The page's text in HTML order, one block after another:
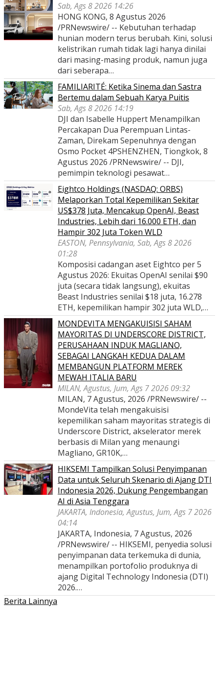
Sab, Ags 8 2026 14:26
HONG KONG, 8 Agustus 2026
/PRNewswire/ -- Kebutuhan terhadap
hunian modern terus berubah. Kini, solusi
kelistrikan rumah tidak lagi hanya dinilai
dari masing-masing produk, namun juga
dari seberapa…
FAMILIARITÉ: Ketika Sinema dan Sastra
Bertemu dalam Sebuah Karya Puitis
Sab, Ags 8 2026 14:19
DJI dan Isabelle Huppert Menampilkan
Percakapan Dua Perempuan Lintas-
Zaman, Direkam Sepenuhnya dengan
Osmo Pocket 4PSHENZHEN, Tiongkok, 8
Agustus 2026 /PRNewswire/ -- DJI,
pemimpin teknologi pesawat…
Eightco Holdings (NASDAQ: ORBS)
Melaporkan Total Kepemilikan Sekitar
US$378 Juta, Mencakup OpenAI, Beast
Industries, Lebih dari 16.000 ETH, dan
Hampir 302 Juta Token WLD
EASTON, Pennsylvania, Sab, Ags 8 2026
01:28
Komposisi cadangan aset Eightco per 5
Agustus 2026: Ekuitas OpenAI senilai $90
juta (secara tidak langsung), ekuitas
Beast Industries senilai $18 juta, 16.278
ETH, kepemilikan hampir 302 juta WLD,…
MONDEVITA MENGAKUISISI SAHAM
MAYORITAS DI UNDERSCORE DISTRICT,
PERUSAHAAN INDUK MAGLIANO,
SEBAGAI LANGKAH KEDUA DALAM
MEMBANGUN PLATFORM MEREK
MEWAH ITALIA BARU
MILAN, Agustus, Jum, Ags 7 2026 09:32
MILAN, 7 Agustus, 2026 /PRNewswire/ --
MondeVita telah mengakuisisi
kepemilikan saham mayoritas strategis di
Underscore District, akselerator merek
berbasis di Milan yang menaungi
Magliano, GR10K,…
HIKSEMI Tampilkan Solusi Penyimpanan
Data untuk Seluruh Skenario di Ajang DTI
Indonesia 2026, Dukung Pengembangan
AI di Asia Tenggara
JAKARTA, Indonesia, Agustus, Jum, Ags 7 2026
04:14
JAKARTA, Indonesia, 7 Agustus, 2026
/PRNewswire/ -- HIKSEMI, penyedia solusi
penyimpanan data terkemuka di dunia,
menampilkan portofolio produknya di
ajang Digital Technology Indonesia (DTI)
2026.…
Berita Lainnya